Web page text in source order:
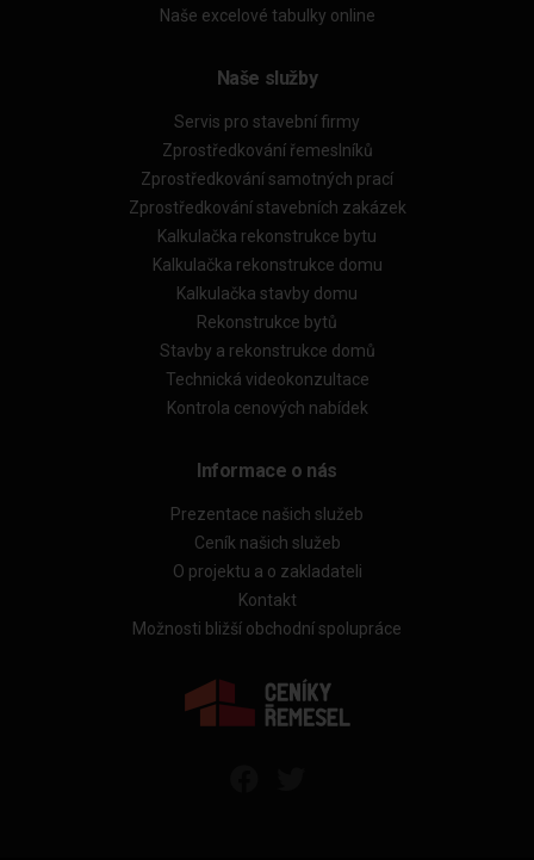
Naše excelové tabulky online
Naše služby
Servis pro stavební firmy
Zprostředkování řemeslníků
Zprostředkování samotných prací
Zprostředkování stavebních zakázek
Kalkulačka rekonstrukce bytu
Kalkulačka rekonstrukce domu
Kalkulačka stavby domu
Rekonstrukce bytů
Stavby a rekonstrukce domů
Technická videokonzultace
Kontrola cenových nabídek
Informace o nás
Prezentace našich služeb
Ceník našich služeb
O projektu a o zakladateli
Kontakt
Možnosti bližší obchodní spolupráce